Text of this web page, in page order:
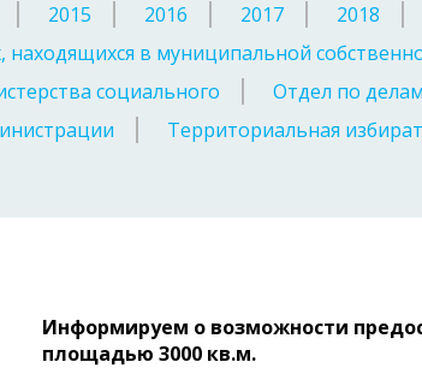
2015 2016 2017 2018
в муниципальной
социального
Отдел по
Территориальная
Информируем о возможности
площадью 3000 кв.м.